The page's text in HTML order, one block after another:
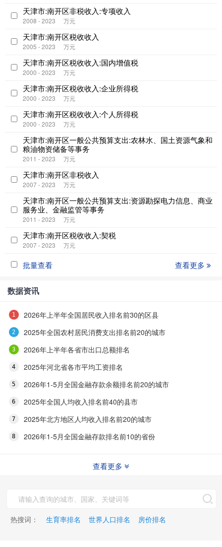
天津市:南开区非税收入:专项收入
2008 - 2023 万元
天津市:南开区税收收入
2005 - 2023 万元
天津市:南开区税收收入:国内增值税
2000 - 2023 万元
天津市:南开区税收收入:企业所得税
2000 - 2023 万元
天津市:南开区税收收入:个人所得税
2000 - 2023 万元
天津市:南开区一般公共预算支出:农林水、国土资源气象和
粮油物资储备等事务
2011 - 2023 万元
天津市:南开区非税收入
2007 - 2023 万元
天津市:南开区一般公共预算支出:资源勘探电力信息、商业
服务业、金融监管等事务
2011 - 2023 万元
天津市:南开区税收收入:契税
2007 - 2023 万元
批量查看 查看更多
数据资讯
2026年上半年全国居民收入排名前30的区县
2025年全国农村居民消费支出排名前20的城市
2026年上半年各省市出口总额排名
2025年河北省各市平均工资排名
2026年1-5月全国金融存款余额排名前20的城市
2025年全国人均收入排名前40的县市
2025年北方地区人均收入排名前20的城市
2026年1-5月全国金融存款排名前10的省份
查看更多
热搜词： 生育率排名 世界人口排名 房价排名